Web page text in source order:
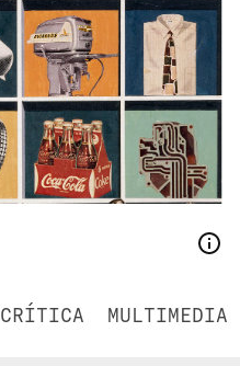
CRÍTICA MULTIMEDIA